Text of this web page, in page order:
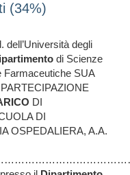
(34%)
dell’Università degli
di Scienze
Farmaceutiche SUA
DI
DI
OSPEDALIERA, A.A.